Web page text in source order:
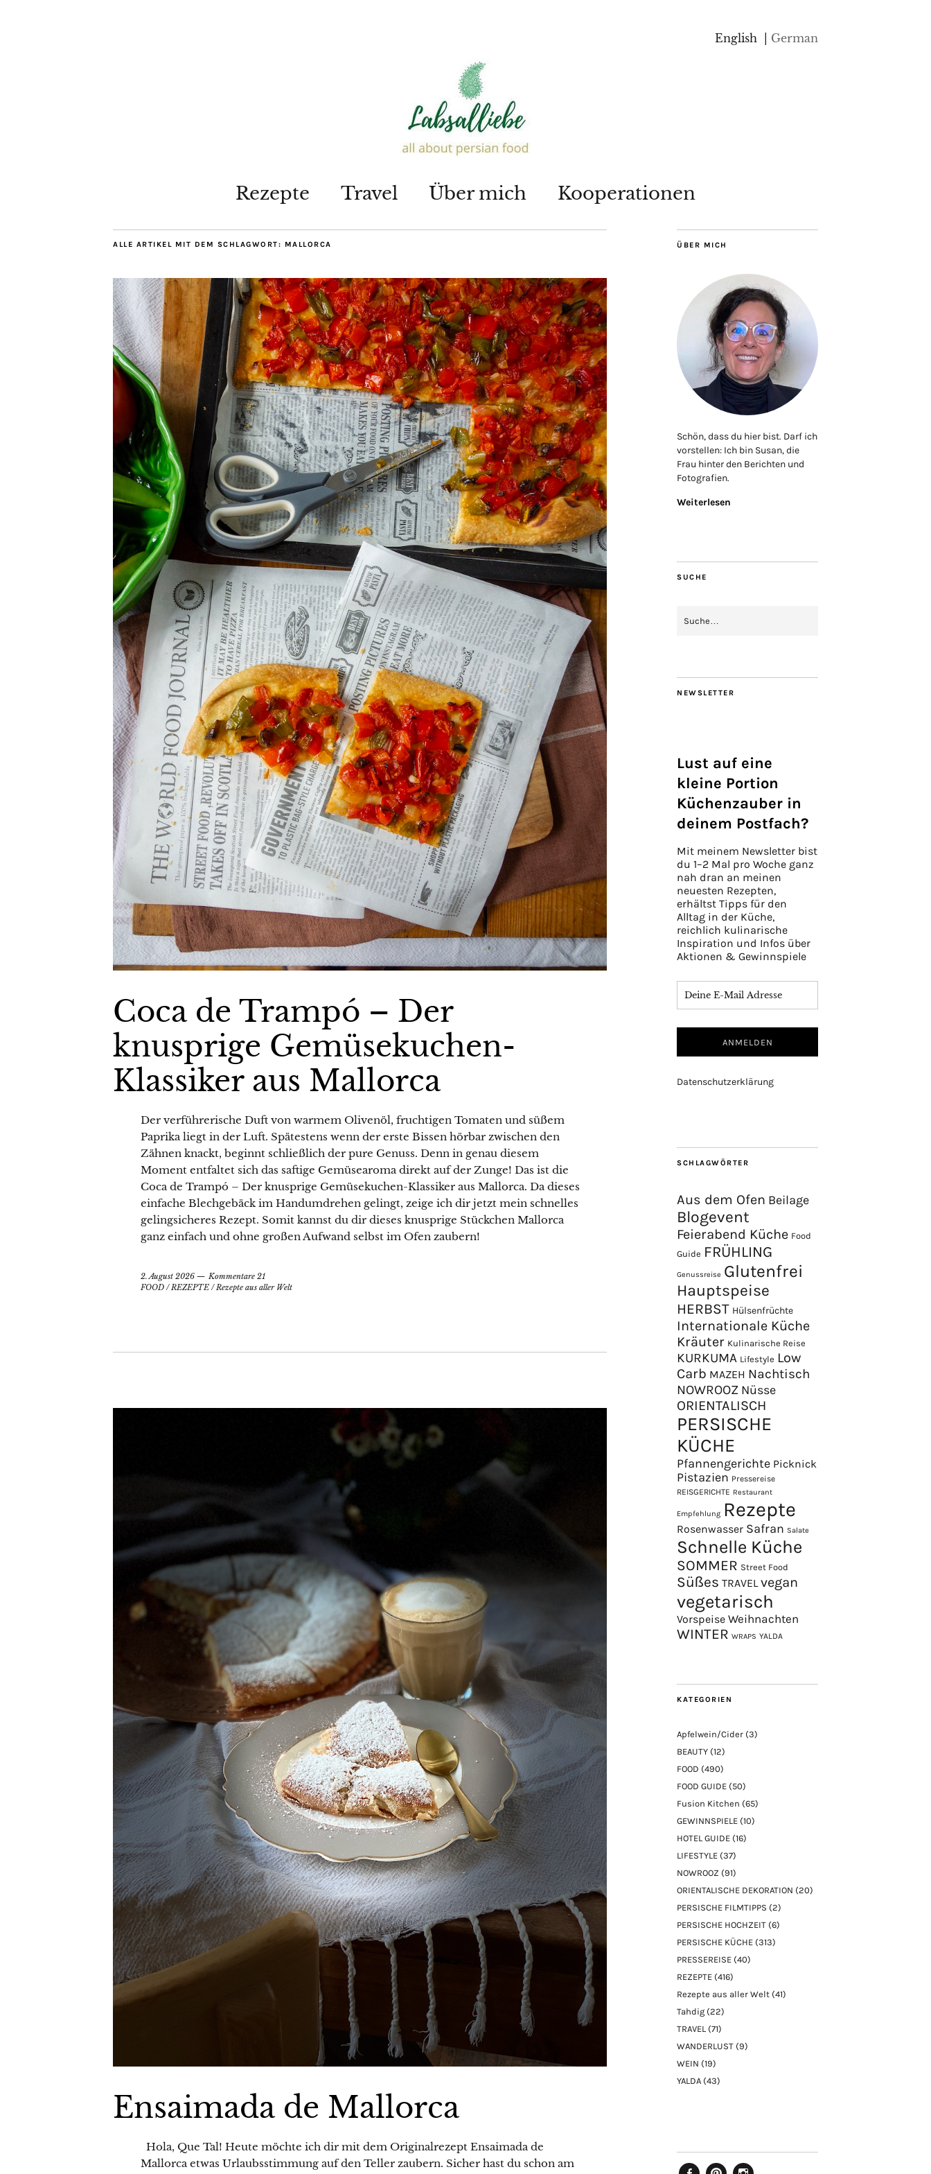
English German
Rezepte Travel Über mich Kooperationen
ALLE ARTIKEL MIT DEM SCHLAGWORT: MALLORCA
Coca de Trampó – Der
knusprige Gemüsekuchen-
Klassiker aus Mallorca
Der verführerische Duft von warmem Olivenöl, fruchtigen Tomaten und süßem
Paprika liegt in der Luft. Spätestens wenn der erste Bissen hörbar zwischen den
Zähnen knackt, beginnt schließlich der pure Genuss. Denn in genau diesem
Moment entfaltet sich das saftige Gemüsearoma direkt auf der Zunge! Das ist die
Coca de Trampó – Der knusprige Gemüsekuchen-Klassiker aus Mallorca. Da dieses
einfache Blechgebäck im Handumdrehen gelingt, zeige ich dir jetzt mein schnelles
gelingsicheres Rezept. Somit kannst du dir dieses knusprige Stückchen Mallorca
ganz einfach und ohne großen Aufwand selbst im Ofen zaubern!
2. August 2026
Kommentare 21
FOOD /REZEPTE /Rezepte aus aller Welt
Ensaimada de Mallorca
Hola, Que Tal! Heute möchte ich dir mit dem Originalrezept Ensaimada de
Mallorca etwas Urlaubsstimmung auf den Teller zaubern. Sicher hast du schon am
ÜBER MICH
Schön, dass du hier bist. Darf ich
vorstellen: Ich bin Susan, die
Frau hinter den Berichten und
Fotografien.
Weiterlesen
SUCHE
NEWSLETTER
Lust auf eine
kleine Portion
Küchenzauber in
deinem Postfach?
Mit meinem Newsletter bist
du 1–2 Mal pro Woche ganz
nah dran an meinen
neuesten Rezepten,
erhältst Tipps für den
Alltag in der Küche,
reichlich kulinarische
Inspiration und Infos über
Aktionen & Gewinnspiele
Datenschutzerklärung
SCHLAGWÖRTER
Aus dem Ofen Beilage
Blogevent
Feierabend Küche Food
Guide FRÜHLING
Genussreise Glutenfrei
Hauptspeise
HERBST Hülsenfrüchte
Internationale Küche
Kräuter Kulinarische Reise
KURKUMA Lifestyle Low
Carb MAZEH Nachtisch
NOWROOZ Nüsse
ORIENTALISCH
PERSISCHE
KÜCHE
Pfannengerichte Picknick
Pistazien Pressereise
REISGERICHTE Restaurant
Empfehlung Rezepte
Rosenwasser Safran Salate
Schnelle Küche
SOMMER Street Food
Süßes TRAVEL vegan
vegetarisch
Vorspeise Weihnachten
WINTER WRAPS YALDA
KATEGORIEN
Apfelwein/Cider (3)
BEAUTY (12)
FOOD (490)
FOOD GUIDE (50)
Fusion Kitchen (65)
GEWINNSPIELE (10)
HOTEL GUIDE (16)
LIFESTYLE (37)
NOWROOZ (91)
ORIENTALISCHE DEKORATION (20)
PERSISCHE FILMTIPPS (2)
PERSISCHE HOCHZEIT (6)
PERSISCHE KÜCHE (313)
PRESSEREISE (40)
REZEPTE (416)
Rezepte aus aller Welt (41)
Tahdig (22)
TRAVEL (71)
WANDERLUST (9)
WEIN (19)
YALDA (43)
Lust auf eine kleine Portion
Küchenzauber in deinem Postfach?
Mit meinem Newsletter bist du 1–2 Mal pro Woche
ganz nah dran an meinen neuesten Rezepten,
erhältst Tipps für den Alltag in der Küche, reichlich
kulinarische Inspiration und Infos über Aktionen &
Gewinnspiele
Datenschutzerklärung